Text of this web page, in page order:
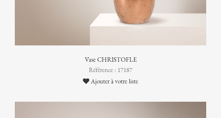
Vase CHRISTOFLE
Référence : 17187
Ajouter à votre liste